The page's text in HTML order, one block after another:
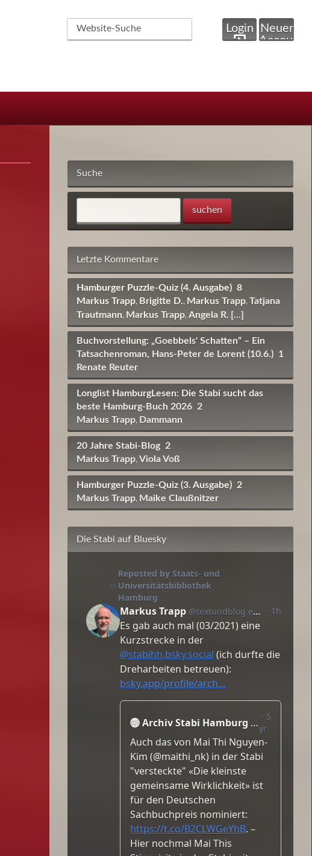
Website-
Suche
Login
Neuer
Account
Suche
Letzte Kommentare
Hamburger Puzzle-Quiz (4. Ausgabe) 8
Markus Trapp, Brigitte D., Markus Trapp, Tatjana
Trautmann, Markus Trapp,Angela R. [...]
Buchvorstellung: „Goebbels' Schatten“ – Ein
Tatsachenroman, Hans-Peter de Lorent (10.6.) 1
Renate Reuter
Longlist HamburgLesen: Die Stabi sucht das
beste Hamburg-Buch 2026 2
Markus Trapp, Dammann
20 Jahre Stabi-Blog 2
Markus Trapp, Viola Voß
Hamburger Puzzle-Quiz (3. Ausgabe) 2
Markus Trapp, Maike Claußnitzer
Die Stabi auf Bluesky